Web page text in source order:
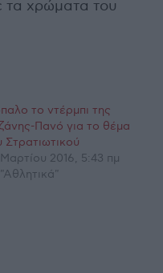
τα χρώματα του
το ντέρμπι της
Πανό για το θέμα
Στρατιωτικού
2016, 5:43 πμ